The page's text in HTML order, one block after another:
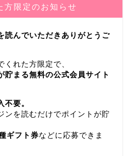
方限定のお知らせ
読んでいただきありがとうご
れた方限定で、
貯まる無料の公式会員サイト
要。
ンを読むだけでポイントが貯
ギフト券などに応募できま